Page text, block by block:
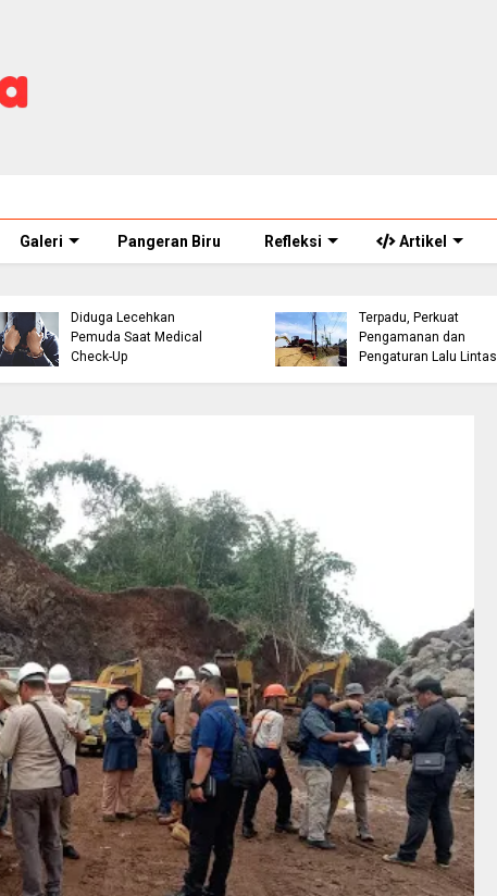
Galeri Pangeran Biru Refleksi Artikel
Diduga Lecehkan
Pemuda Saat Medical
Check-Up
Terpadu, Perkuat
Pengamanan dan
Pengaturan Lalu Lintas